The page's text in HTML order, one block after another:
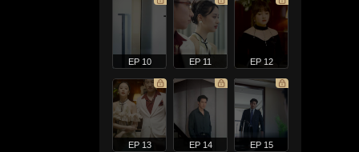
EP 10 EP 11 EP 12
EP 13 EP 14 EP 15